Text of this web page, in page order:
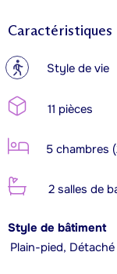
Caractéristiques
? Style de vie
11 pièces
5 chambres
2 salles de
Style de bâtiment
Plain-pied, Détaché